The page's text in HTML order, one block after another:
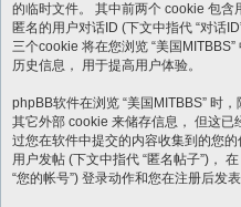
的临时文件。 其中前两个 cookie 包含
匿名的用户对话ID (下文中指代 “对话
三个cookie 将在您浏览 “美国
历史信息， 用于提高用户体验。
phpBB软件在浏览 “美国MITBBS” 时
其它外部 cookie 来储存信息， 但这
过您在软件中提交的内容收集到的您
用户发帖 (下文中指代 “匿名帖子”)，
“您的帐号”) 登录动作和您在注册后发